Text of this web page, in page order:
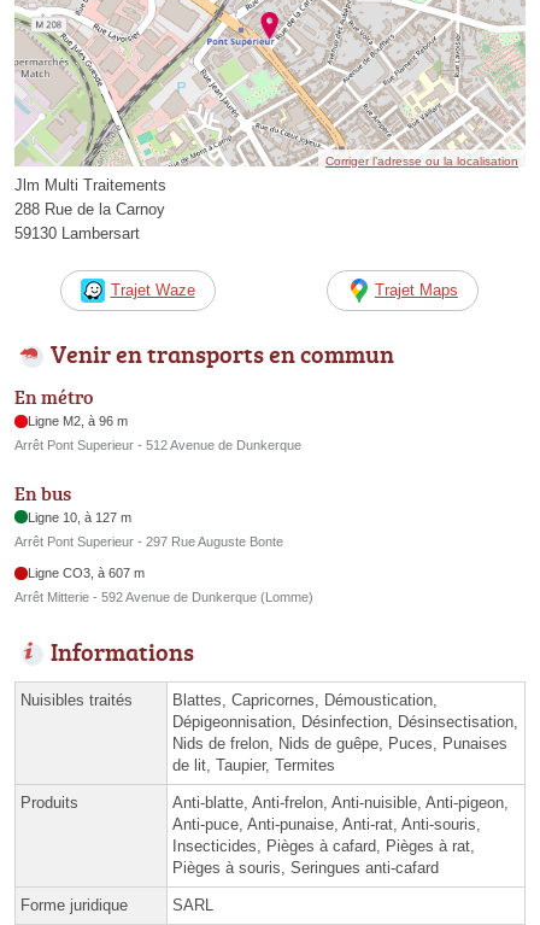
Corriger l’adresse ou la localisation
Jlm Multi Traitements
288 Rue de la Carnoy
59130 Lambersart
Trajet Waze Trajet Maps
Venir en transports en commun
En métro
Ligne M2, à 96 m
Arrêt Pont Superieur - 512 Avenue de Dunkerque
En bus
Ligne 10, à 127 m
Arrêt Pont Superieur - 297 Rue Auguste Bonte
Ligne CO3, à 607 m
Arrêt Mitterie - 592 Avenue de Dunkerque (Lomme)
Informations
Nuisibles traités
Blattes, Capricornes, Démoustication,
Dépigeonnisation, Désinfection, Désinsectisation,
Nids de frelon, Nids de guêpe, Puces, Punaises
de lit, Taupier, Termites
Produits
Anti-blatte, Anti-frelon, Anti-nuisible, Anti-pigeon,
Anti-puce, Anti-punaise, Anti-rat, Anti-souris,
Insecticides, Pièges à cafard, Pièges à rat,
Pièges à souris, Seringues anti-cafard
Forme juridique SARL